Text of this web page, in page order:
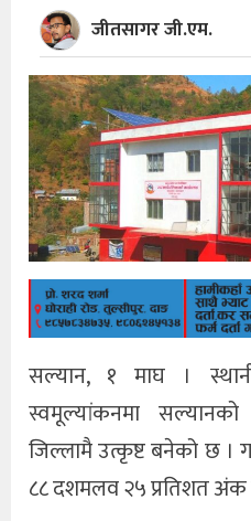
जीतसागर जी.एम.
सल्यान, १ माघ ।
स्वमूल्यांकनमा
जिल्लामै उत्कृष्ट बनेको छ ।
८८ दशमलव २५ प्रतिशत अंक